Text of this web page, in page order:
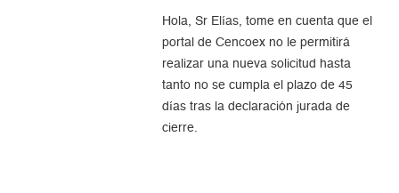
Hola, Sr Elías, tome en cuenta que el
portal de Cencoex no le permitirá
realizar una nueva solicitud hasta
tanto no se cumpla el plazo de 45
días tras la declaración jurada de
cierre.